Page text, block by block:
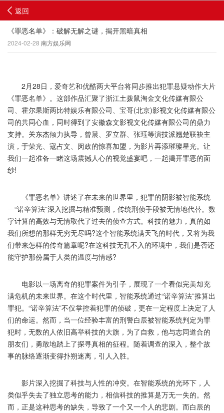
返回
《罪恶名单》：破解无解之谜，揭开黑暗真相
2024-02-28 南方娱乐网
2月28日，爱奇艺和优酷两大平台将同步推出犯罪悬疑动作大片
《罪恶名单》。这部作品汇聚了浙江土拨鼠淘金文化传媒有限公
司、霍尔果斯两比特娱乐有限公司、宝哥(北京)影视文化传媒有限公
司的共同心血，同时得到了安徽森文影视文化传媒有限公司的鼎力
支持。关东杰倾力执导，曾晨、罗立群、张珏等演技派翘楚联袂主
演，于荣光、寇占文、闵政的惊喜加盟，为影片再添璀璨星光。让
我们一起准备一睹这场震撼人心的视觉盛宴吧，一起揭开罪恶的面
纱!
《罪恶名单》讲述了在未来的世界里，犯罪的阴影被智能系统
—“诺辛算法”深入挖掘与精准预测，传统刑侦手段被无情地代替。数
字计算的高效与无情取代了过去的侦查方式。科技的魅力，真的如
我们所想的那样无穷无尽吗?这个智能系统满天飞的时代，又将为我
们带来怎样的传奇篇章呢?在这科技无孔不入的环境中，我们是否还
能守护那份属于人类的温度与情感?
电影以一场离奇的犯罪案件为引子，展现了一个看似完美却充
满危机的未来世界。在这个时代里，智能系统通过“诺辛算法”推算出
罪犯。“诺辛算法”不仅掌控着犯罪的侦破，更在一定程度上决定了人
们的命运。然而，当一位经验丰富的刑警白辰被智能系统判定为罪
犯时，无数的人依旧高举科技的大旗，为了自救，他与志同道合的
朋友们，勇敢地踏上了探寻真相的征程。随着调查的深入，整个故
事的脉络逐渐变得扑朔迷离，引人入胜。
影片深入挖掘了科技与人性的冲突。在智能系统的光环下，人
类似乎失去了独立思考的能力，相信科技的推算是万无一失的。然
而，正是这种思考的缺失，导致了一个又一个人的悲剧。而白辰的